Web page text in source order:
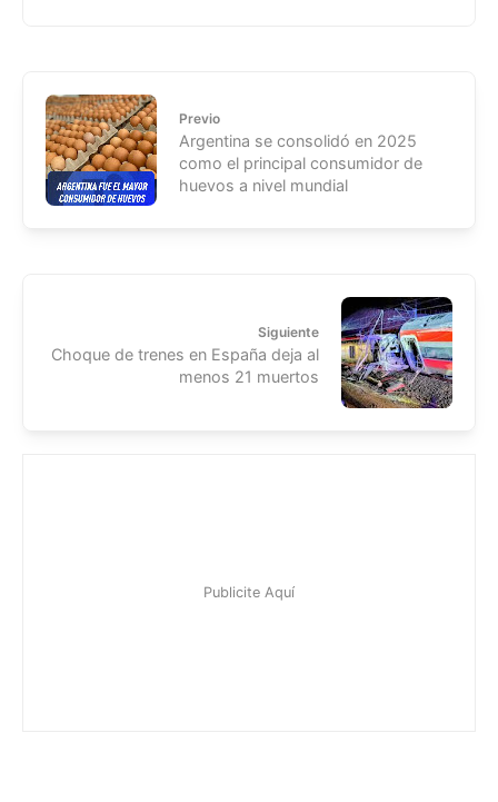
Previo
Argentina se consolidó en 2025
como el principal consumidor de
huevos a nivel mundial
Siguiente
Choque de trenes en España deja al
menos 21 muertos